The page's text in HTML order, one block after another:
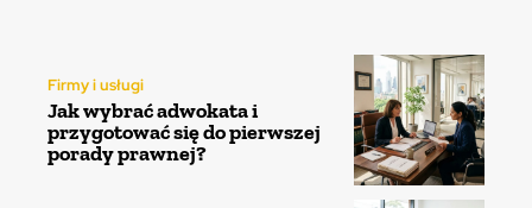
Firmy i usługi
Jak wybrać adwokata i
przygotować się do pierwszej
porady prawnej?